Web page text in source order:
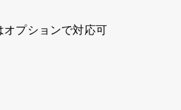
プションで対応可